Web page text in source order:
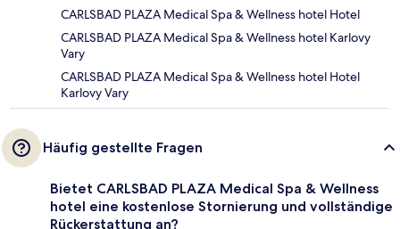
CARLSBAD PLAZA Medical Spa & Wellness hotel Hotel
CARLSBAD PLAZA Medical Spa & Wellness hotel Karlovy
Vary
CARLSBAD PLAZA Medical Spa & Wellness hotel Hotel
Karlovy Vary
Häufig gestellte Fragen
Bietet CARLSBAD PLAZA Medical Spa & Wellness
hotel eine kostenlose Stornierung und vollständige
Rückerstattung an?